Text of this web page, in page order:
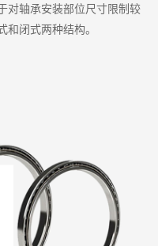
对轴承安装部位尺寸限制较
闭式两种结构。